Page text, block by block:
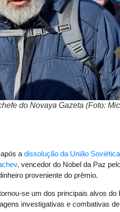
do Novaya Gazeta (Foto:
adissolução da União Soviética
, vencedor do Nobel da Paz
proveniente do prêmio.
se um dos principais alvos
investigativas e combativas